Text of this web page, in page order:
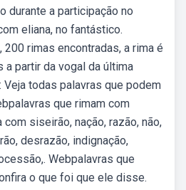
durante a participação no
eliana, no fantástico.
200 rimas encontradas, a rima é
a partir da vogal da última
todas palavras que podem
que rimam com
com siseirão, nação, razão, não,
desrazão, indignação,
Webpalavras que
o que foi que ele disse.